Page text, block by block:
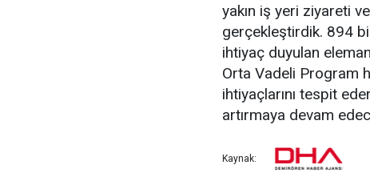
yakın iş yeri ziyareti
gerçekleştirdik. 894
ihtiyaç duyulan
Orta Vadeli Program
ihtiyaçlarını tespit
artırmaya devam
Kaynak: